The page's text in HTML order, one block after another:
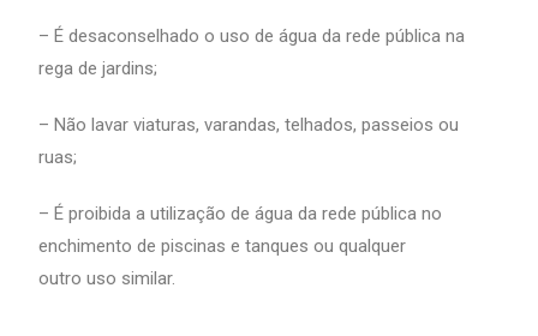
– É desaconselhado o uso de água da rede pública na
rega de jardins;
– Não lavar viaturas, varandas, telhados, passeios ou
ruas;
– É proibida a utilização de água da rede pública no
enchimento de piscinas e tanques ou qualquer
outro uso similar.